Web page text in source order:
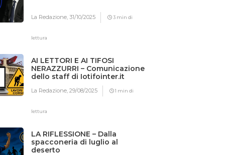
La Redazione,31/10/2025 3 min di
lettura
AI LETTORI E AI TIFOSI
NERAZZURRI – Comunicazione
dello staff di Iotifointer.it
La Redazione,29/08/2025 1 min di
lettura
LA RIFLESSIONE – Dalla
spacconeria di luglio al
deserto